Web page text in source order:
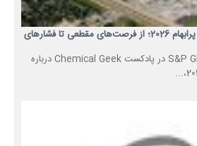
صنعت پتروشیمی در مسیر پرابهام 2026؛ از فرصت‌های مقطعی تا فشارهای
کارشناسان S&P Global Ratings در پادکست Chemical Geek درباره